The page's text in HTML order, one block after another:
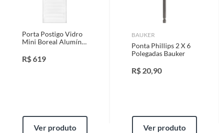
Porta Postigo Vidro
Mini Boreal Alumínio
210x80cm
R$619
Ver produto
BAUKER
Ponta Phillips 2 X 6
Polegadas Bauker
R$ 20,90
Ver produto